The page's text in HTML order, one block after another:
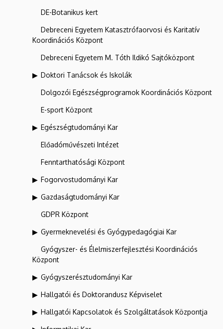
DE-Botanikus kert
Debreceni Egyetem Katasztrófaorvosi és Karitatív
Koordinációs Központ
Debreceni Egyetem M. Tóth Ildikó Sajtóközpont
Doktori Tanácsok és Iskolák
Dolgozói Egészségprogramok Koordinációs Központ
E-sport Központ
Egészségtudományi Kar
Előadóművészeti Intézet
Fenntarthatósági Központ
Fogorvostudományi Kar
Gazdaságtudományi Kar
GDPR Központ
Gyermeknevelési és Gyógypedagógiai Kar
Gyógyszer- és Élelmiszerfejlesztési Koordinációs
Központ
Gyógyszerésztudományi Kar
Hallgatói és Doktorandusz Képviselet
Hallgatói Kapcsolatok és Szolgáltatások Központja